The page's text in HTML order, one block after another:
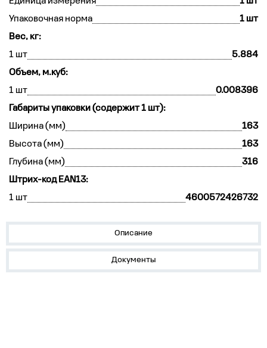
Упаковочная норма
1 шт
Вес, кг:
1 шт
5.884
Объем, м.куб:
1 шт
0.008396
Габариты упаковки (содержит 1 шт):
Ширина (мм)
163
Высота (мм)
163
Глубина (мм)
316
Штрих-код EAN13:
1 шт
4600572426732
Описание
Документы